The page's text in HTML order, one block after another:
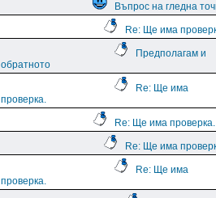
Въпрос на гледна
Re: Ще има
Предполагам и
обратното
Re: Ще има
проверка.
Re: Ще има проверка.
Re: Ще има
Re: Ще има
проверка.